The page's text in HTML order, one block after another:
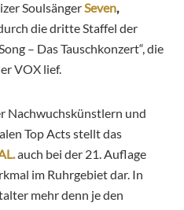
Soulsänger Seven,
die dritte Staffel der
– Das Tauschkonzert“, die
VOX lief.
Nachwuchskünstlern und
Top Acts stellt das
auch bei der 21. Auflage
im Ruhrgebiet dar. In
mehr denn je den